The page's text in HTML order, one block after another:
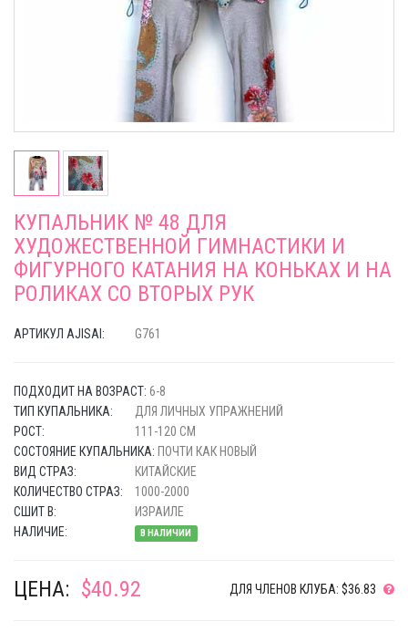
КУПАЛЬНИК № 48 ДЛЯ
ХУДОЖЕСТВЕННОЙ ГИМНАСТИКИ И
ФИГУРНОГО КАТАНИЯ НА КОНЬКАХ И НА
РОЛИКАХ СО ВТОРЫХ РУК
АРТИКУЛ AJISAI: G761
ПОДХОДИТ НА ВОЗРАСТ: 6-8
ТИП КУПАЛЬНИКА:
ДЛЯ ЛИЧНЫХ УПРАЖНЕНИЙ
РОСТ:
111-120 СМ
СОСТОЯНИЕ КУПАЛЬНИКА: ПОЧТИ КАК НОВЫЙ
ВИД СТРАЗ:
КИТАЙСКИЕ
КОЛИЧЕСТВО СТРАЗ:
1000-2000
СШИТ В:
ИЗРАИЛЕ
НАЛИЧИЕ:
В НАЛИЧИИ
ЦЕНА: $40.92 ДЛЯ ЧЛЕНОВ КЛУБА: $36.83